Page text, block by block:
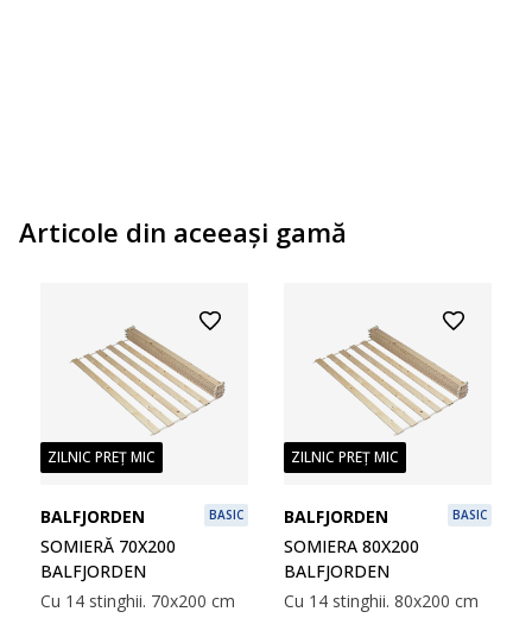
Articole din aceeaşi gamă
ZILNIC PREȚ MIC
BALFJORDEN BASIC
SOMIERĂ 70X200
BALFJORDEN
Cu 14 stinghii. 70x200 cm
ZILNIC PREȚ MIC
BALFJORDEN BASIC
SOMIERA 80X200
BALFJORDEN
Cu 14 stinghii. 80x200 cm